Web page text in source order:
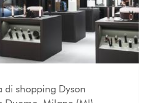
di shopping Dyson